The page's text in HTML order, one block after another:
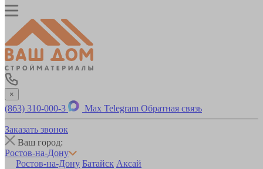
×
(863) 310-000-3 Max Telegram Обратная связь
Заказать звонок
Ваш город:
Ростов-на-Дону
Ростов-на-Дону Батайск Аксай